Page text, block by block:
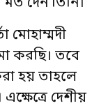
মোহাম্মদী
করছি। তবে
হয় তাহলে
দেশীয়